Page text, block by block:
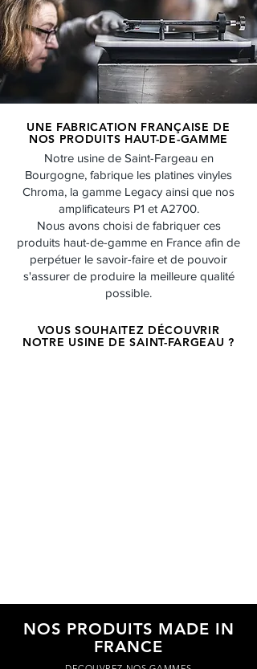
UNE FABRICATION FRANÇAISE DE
NOS PRODUITS HAUT-DE-GAMME
Notre usine de Saint-Fargeau en
Bourgogne, fabrique les platines vinyles
Chroma, la gamme Legacy ainsi que nos
amplificateurs P1 et A2700.
Nous avons choisi de fabriquer ces
produits haut-de-gamme en France afin de
perpétuer le savoir-faire et de pouvoir
s'assurer de produire la meilleure qualité
possible.
VOUS SOUHAITEZ DÉCOUVRIR
NOTRE USINE DE SAINT-FARGEAU ?
NOS PRODUITS MADE IN
FRANCE